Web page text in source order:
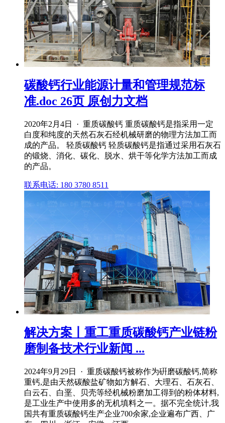
碳酸钙行业能源计量和管理规范标
准.doc 26页 原创力文档
2020年2月4日 · 重质碳酸钙 重质碳酸钙是指采用一定
白度和纯度的天然石灰石经机械研磨的物理方法加工而
成的产品。 轻质碳酸钙 轻质碳酸钙是指通过采用石灰石
的锻烧、消化、碳化、脱水、烘干等化学方法加工而成
的产品。
联系电话: 180 3780 8511
解决方案丨重工重质碳酸钙产业链粉
磨制备技术行业新闻 ...
2024年9月29日 · 重质碳酸钙被称作为硏磨碳酸钙,简称
重钙,是由天然碳酸盐矿物如方解石、大理石、石灰石、
白云石、白垩、贝壳等经机械粉磨加工得到的粉体材料,
是工业生产中使用多的无机填料之一。据不完全统计,我
国共有重质碳酸钙生产企业700余家,企业遍布广西、广